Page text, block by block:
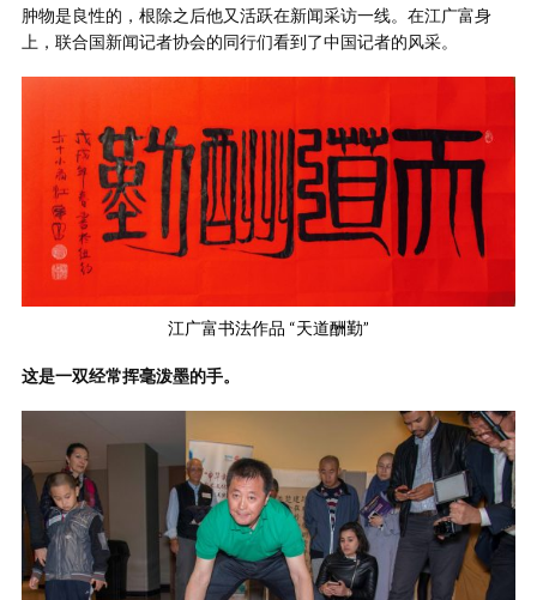
肿物是良性的，根除之后他又活跃在新闻采访一线。在江广富身
上，联合国新闻记者协会的同行们看到了中国记者的风采。
江广富书法作品 “天道酬勤”
这是一双经常挥毫泼墨的手。